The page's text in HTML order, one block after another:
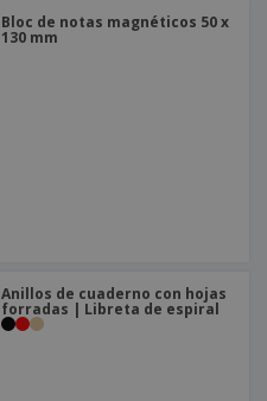
Bloc de notas magnéticos 50 x
130 mm
Anillos de cuaderno con hojas
forradas | Libreta de espiral